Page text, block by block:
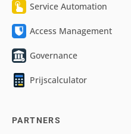
Service Automation
Access Management
Governance
Prijscalculator
PARTNERS